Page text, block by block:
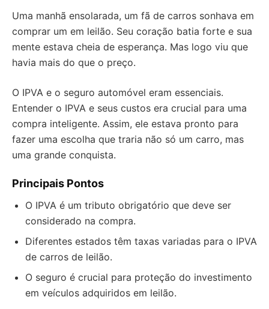
Uma manhã ensolarada, um fã de carros sonhava em
comprar um em leilão. Seu coração batia forte e sua
mente estava cheia de esperança. Mas logo viu que
havia mais do que o preço.
O IPVA e o seguro automóvel eram essenciais.
Entender o IPVA e seus custos era crucial para uma
compra inteligente. Assim, ele estava pronto para
fazer uma escolha que traria não só um carro, mas
uma grande conquista.
Principais Pontos
O IPVA é um tributo obrigatório que deve ser
considerado na compra.
Diferentes estados têm taxas variadas para o IPVA
de carros de leilão.
O seguro é crucial para proteção do investimento
em veículos adquiridos em leilão.